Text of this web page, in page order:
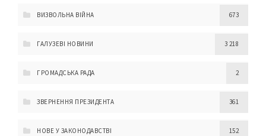
ВИЗВОЛЬНА ВІЙНА 673
ГАЛУЗЕВІ НОВИНИ 3 218
ГРОМАДСЬКА РАДА 2
ЗВЕРНЕННЯ ПРЕЗИДЕНТА 361
НОВЕ У ЗАКОНОДАВСТВІ 152